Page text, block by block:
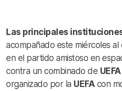
Las principales
acompañado este miércoles al
en el partido amistoso en
contra un combinado de
organizado por la UEFAcon